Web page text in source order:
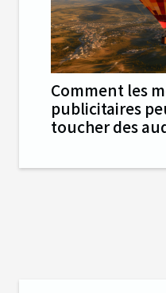
Comment les
publicitaires
toucher des